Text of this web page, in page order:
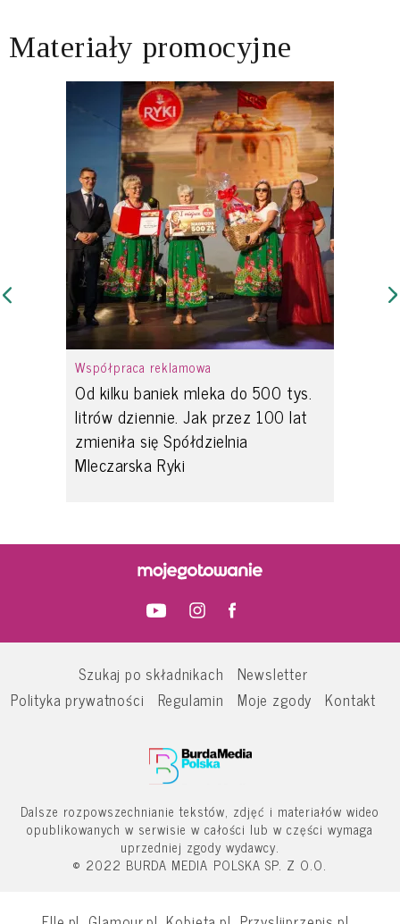
Materiały promocyjne
Współpraca reklamowa
Od kilku baniek mleka do 500 tys.
litrów dziennie. Jak przez 100 lat
zmieniła się Spółdzielnia
Mleczarska Ryki
Szukaj po składnikach
Newsletter
Polityka prywatności
Regulamin Moje zgody Kontakt
Dalsze rozpowszechnianie tekstów, zdjęć i materiałów wideo
opublikowanych w serwisie w całości lub w części wymaga
uprzedniej zgody wydawcy.
© 2022 BURDA MEDIA POLSKA SP. Z O.O.